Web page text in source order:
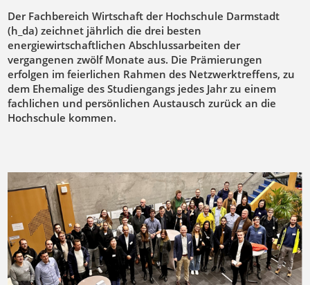
Der Fachbereich Wirtschaft der Hochschule Darmstadt
(h_da) zeichnet jährlich die drei besten
energiewirtschaftlichen Abschlussarbeiten der
vergangenen zwölf Monate aus. Die Prämierungen
erfolgen im feierlichen Rahmen des Netzwerktreffens, zu
dem Ehemalige des Studiengangs jedes Jahr zu einem
fachlichen und persönlichen Austausch zurück an die
Hochschule kommen.